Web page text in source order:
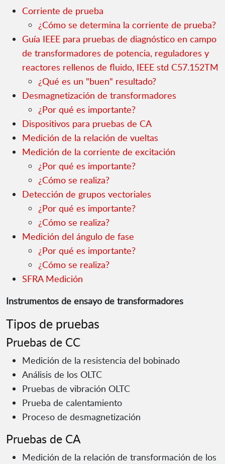
Corriente de prueba
¿Cómo se determina la corriente de prueba?
Guía IEEE para pruebas de diagnóstico en campo
de transformadores de potencia, reguladores y
reactores rellenos de fluido, IEEE std C57.152TM
¿Qué es un "buen" resultado?
Desmagnetización de transformadores
¿Por qué es importante?
Dispositivos para pruebas de CA
Medición de la relación de vueltas
Medición de la corriente de excitación
¿Por qué es importante?
¿Cómo se realiza?
Detección de grupos vectoriales
¿Por qué es importante?
¿Cómo se realiza?
Medición del ángulo de fase
¿Por qué es importante?
¿Cómo se realiza?
SFRA Medición
Instrumentos de ensayo de transformadores
Tipos de pruebas
Pruebas de CC
Medición de la resistencia del bobinado
Análisis de los OLTC
Pruebas de vibración OLTC
Prueba de calentamiento
Proceso de desmagnetización
Pruebas de CA
Medición de la relación de transformación de los